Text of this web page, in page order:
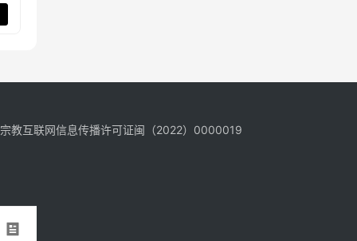
宗教互联网信息传播许可证闽（2022）0000019